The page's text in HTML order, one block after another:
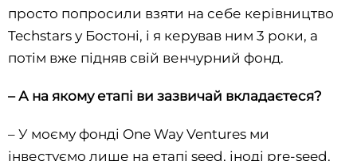
просто попросили взяти на себе керівництво
Techstars у Бостоні, і я керував ним 3 роки, а
потім вже підняв свій венчурний фонд.
– А на якому етапі ви зазвичай вкладаєтеся?
– У моєму фонді One Way Ventures ми
інвестуємо лише на етапі seed, іноді pre-seed.